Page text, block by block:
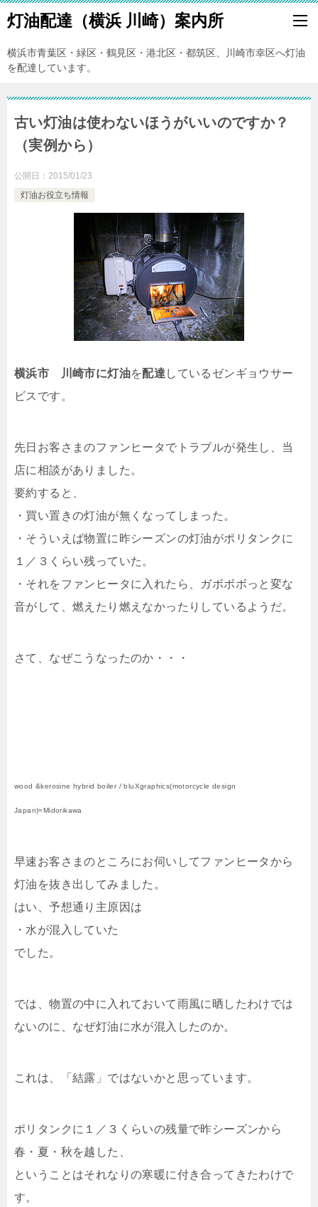
灯油配達（横浜 川崎）案内所
横浜市青葉区・緑区・鶴見区・港北区・都筑区、川崎市幸区へ灯油
を配達しています。
古い灯油は使わないほうがいいのですか？
（実例から）
公開日： 2015/01/23
灯油お役立ち情報
横浜市 川崎市に灯油を配達 しているゼンギョウサー
ビスです。
先日お客さまのファンヒータでトラブルが発生し、当
店に相談がありました。
要約すると、
・買い置きの灯油が無くなってしまった。
・そういえば物置に昨シーズンの灯油がポリタンクに
１／３くらい残っていた。
・それをファンヒータに入れたら、ガボボボっと変な
音がして、燃えたり燃えなかったりしているようだ。
さて、なぜこうなったのか・・・
wood &kerosine hybrid boiler / bluXgraphics(motorcycle design
Japan)=Midorikawa
早速お客さまのところにお伺いしてファンヒータから
灯油を抜き出してみました。
はい、予想通り主原因は
・水が混入していた
でした。
では、物置の中に入れておいて雨風に晒したわけでは
ないのに、なぜ灯油に水が混入したのか。
これは、「結露」ではないかと思っています。
ポリタンクに１／３くらいの残量で昨シーズンから
春・夏・秋を越した、
ということはそれなりの寒暖に付き合ってきたわけで
す。